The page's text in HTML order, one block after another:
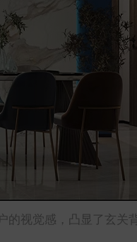
的视觉感，凸显了玄